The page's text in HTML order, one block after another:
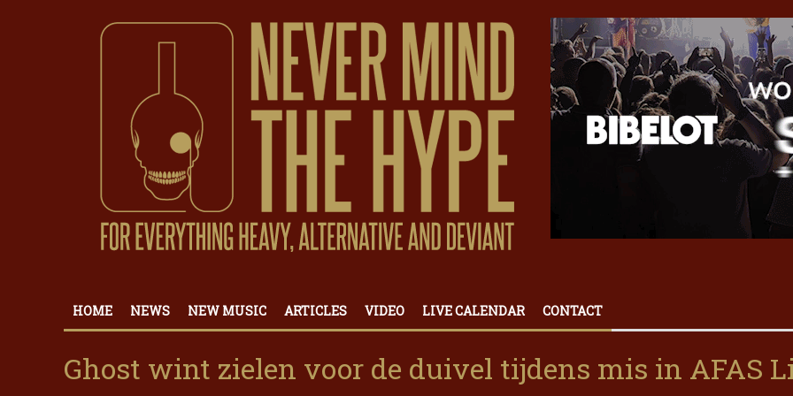
HOME NEWS NEW MUSIC ARTICLES VIDEO LIVE CALENDAR CONTACT
Ghost wint zielen voor de duivel tijdens mis in AFAS